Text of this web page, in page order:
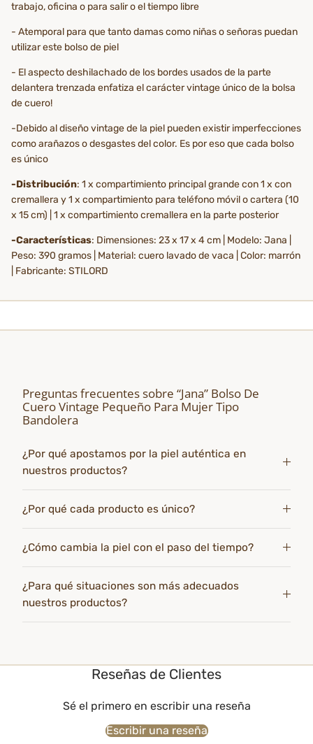
trabajo, oficina o para salir o el tiempo libre
- Atemporal para que tanto damas como niñas o señoras puedan
utilizar este bolso de piel
- El aspecto deshilachado de los bordes usados de la parte
delantera trenzada enfatiza el carácter vintage único de la bolsa
de cuero!
-Debido al diseño vintage de la piel pueden existir imperfecciones
como arañazos o desgastes del color. Es por eso que cada bolso
es único
-Distribución: 1 x compartimiento principal grande con 1 x con
cremallera y 1 x compartimiento para teléfono móvil o cartera (10
x 15 cm) | 1 x compartimiento cremallera en la parte posterior
-Características: Dimensiones: 23 x 17 x 4 cm | Modelo: Jana |
Peso: 390 gramos | Material: cuero lavado de vaca | Color: marrón
| Fabricante: STILORD
Preguntas frecuentes sobre “Jana” Bolso De
Cuero Vintage Pequeño Para Mujer Tipo
Bandolera
¿Por qué apostamos por la piel auténtica en
nuestros productos?
¿Por qué cada producto es único?
¿Cómo cambia la piel con el paso del tiempo?
¿Para qué situaciones son más adecuados
nuestros productos?
Reseñas de Clientes
Sé el primero en escribir una reseña
Escribir una reseña